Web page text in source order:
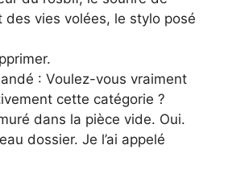
des vies volées, le stylo posé
: Voulez-vous vraiment
cette catégorie ?
dans la pièce vide. Oui.
dossier. Je l’ai appelé